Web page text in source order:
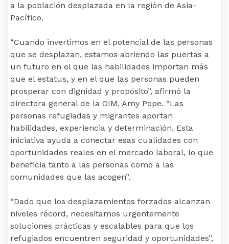
a la población desplazada en la región de Asia-
Pacífico.
“Cuando invertimos en el potencial de las personas
que se desplazan, estamos abriendo las puertas a
un futuro en el que las habilidades importan más
que el estatus, y en el que las personas pueden
prosperar con dignidad y propósito”, afirmó la
directora general de la OIM, Amy Pope. “Las
personas refugiadas y migrantes aportan
habilidades, experiencia y determinación. Esta
iniciativa ayuda a conectar esas cualidades con
oportunidades reales en el mercado laboral, lo que
beneficia tanto a las personas como a las
comunidades que las acogen”.
“Dado que los desplazamientos forzados alcanzan
niveles récord, necesitamos urgentemente
soluciones prácticas y escalables para que los
refugiados encuentren seguridad y oportunidades”,